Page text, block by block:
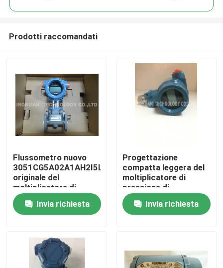
Casa
Circa noi
Prodotti raccomandati
Flussometro nuovo
3051CG5A02A1AH2I5L4M5
originale del
moltiplicatore di
pressione di 116767
RosemountInvia richiesta
Progettazione
compatta leggera del
moltiplicatore di
pressione di
Rosemount
2088G2S22A1B4S5Q4
Invia richiesta